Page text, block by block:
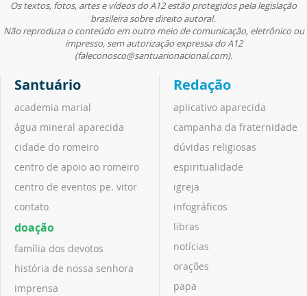
Os textos, fotos, artes e vídeos do A12 estão protegidos pela legislação
brasileira sobre direito autoral.
Não reproduza o conteúdo em outro meio de comunicação, eletrônico ou
impresso, sem autorização expressa do A12
(faleconosco@santuarionacional.com).
Santuário
academia marial
água mineral aparecida
cidade do romeiro
centro de apoio ao romeiro
centro de eventos pe. vitor
contato
doação
família dos devotos
história de nossa senhora
imprensa
Redação
aplicativo aparecida
campanha da fraternidade
dúvidas religiosas
espiritualidade
igreja
infográficos
libras
notícias
orações
papa